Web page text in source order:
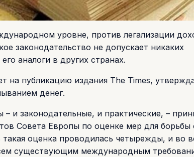
уровне, против легализации
законодательство не допускает никаких
аналоги в других странах.
на публикацию издания The Times,
денег.
и законодательные, и практические, –
Совета Европы по оценке мер для борьбы
оценка проводилась четырежды, и во
существующим международным